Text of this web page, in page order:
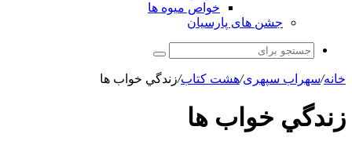
خواص میوه ها
جشن های پارسیان
جستجو
برای
خانه/سهراب سپهری/هشت کتاب/زندگي خواب ها
زندگي خواب ها